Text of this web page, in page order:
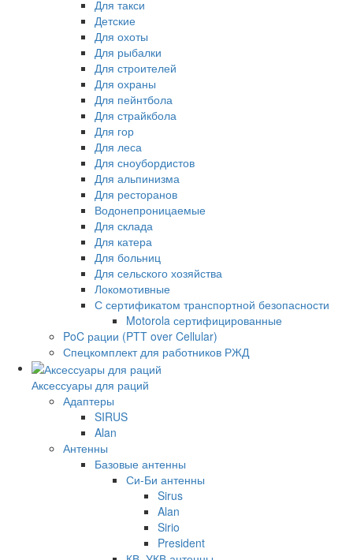
Для такси
Детские
Для охоты
Для рыбалки
Для строителей
Для охраны
Для пейнтбола
Для страйкбола
Для гор
Для леса
Для сноубордистов
Для альпинизма
Для ресторанов
Водонепроницаемые
Для склада
Для катера
Для больниц
Для сельского хозяйства
Локомотивные
С сертификатом транспортной безопасности
Motorola сертифицированные
PoC рации (PTT over Cellular)
Спецкомплект для работников РЖД
Аксессуары для раций
Адаптеры
SIRUS
Alan
Антенны
Базовые антенны
Си-Би антенны
Sirus
Alan
Sirio
President